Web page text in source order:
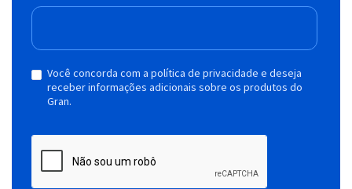
Você concorda com a política de privacidade e deseja
receber informações adicionais sobre os produtos do
Gran.